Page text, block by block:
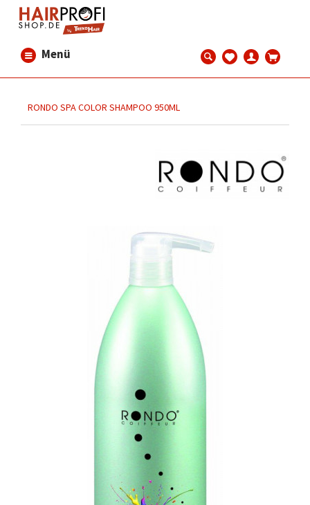
Menü
RONDO SPA COLOR SHAMPOO 950ML